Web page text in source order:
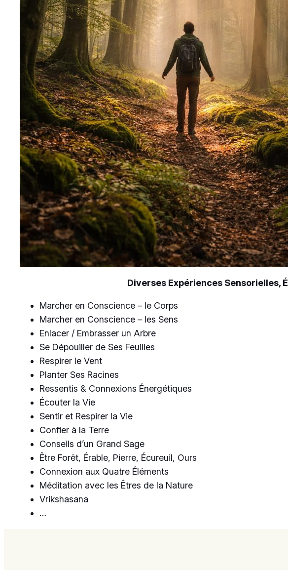
Diverses Expériences Sensorielles, É
Marcher en Conscience – le Corps
Marcher en Conscience – les Sens
Enlacer / Embrasser un Arbre
Se Dépouiller de Ses Feuilles
Respirer le Vent
Planter Ses Racines
Ressentis & Connexions Énergétiques
Écouter la Vie
Sentir et Respirer la Vie
Confier à la Terre
Conseils d’un Grand Sage
Être Forêt, Érable, Pierre, Écureuil, Ours
Connexion aux Quatre Éléments
Méditation avec les Êtres de la Nature
Vrikshasana
…